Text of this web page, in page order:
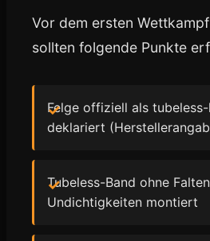
Vor dem ersten
sollten folgende Punkte
Felge offiziell als
deklariert
Tubeless-Band ohne
Undichtigkeiten montiert